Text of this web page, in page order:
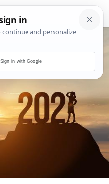
Sign in with Google